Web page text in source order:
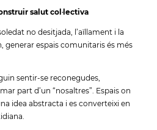
salut col·lectiva
no desitjada, l’aïllament i la
generar espais comunitaris és més
sentir-se reconegudes,
part d’un “nosaltres”. Espais on
idea abstracta i es converteixi en